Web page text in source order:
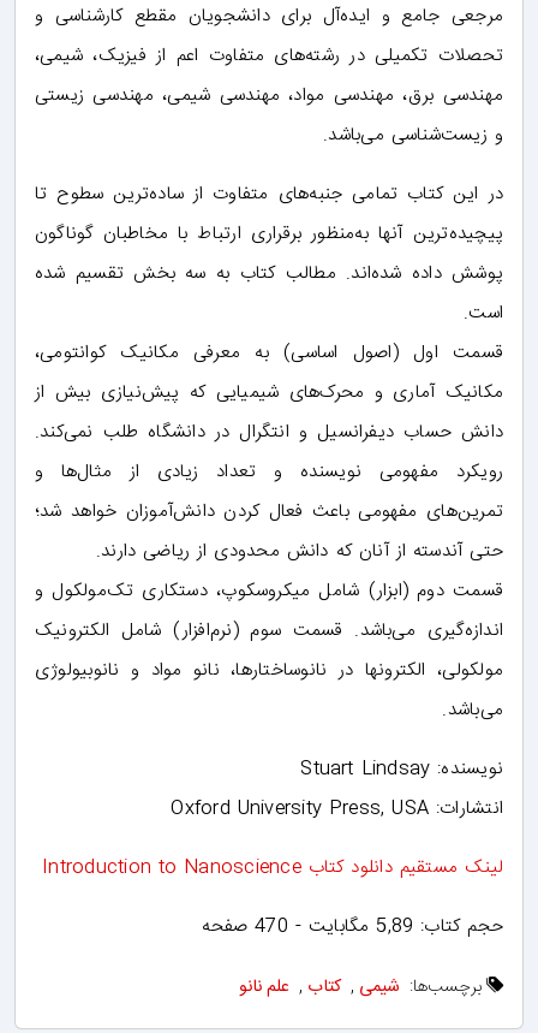
مرجعی جامع و ایده‌آل برای دانشجویان مقطع کارشناسی و
تحصلات تکمیلی در رشته‌های متفاوت اعم از فیزیک، شیمی،
مهندسی برق، مهندسی مواد، مهندسی شیمی، مهندسی زیستی
و زیست‌شناسی می‌باشد.
در این کتاب تمامی جنبه‌های متفاوت از ساده‌ترین سطوح تا
پیچیده‌ترین آنها به‌منظور برقراری ارتباط با مخاطبان گوناگون
پوشش داده شده‌اند. مطالب کتاب به سه بخش تقسیم شده
است.
قسمت اول (اصول اساسی) به معرفی مکانیک کوانتومی،
مکانیک آماری و محرک‌های شیمیایی که پیش‌نیازی بیش از
دانش حساب دیفرانسیل و انتگرال در دانشگاه طلب نمی‌کند.
رویکرد مفهومی نویسنده و تعداد زیادی از مثال‌ها و
تمرین‌های مفهومی باعث فعال کردن دانش‌آموزان خواهد شد؛
حتی آندسته از آنان که دانش محدودی از ریاضی دارند.
قسمت دوم (ابزار) شامل میکروسکوپ، دستکاری تک‌مولکول و
اندازه‌گیری می‌باشد. قسمت سوم (نرم‌افزار) شامل الکترونیک
مولکولی، الکترونها در نانوساختارها، نانو مواد و نانوبیولوژی
می‌باشد.
نویسنده: Stuart Lindsay
انتشارات: Oxford University Press, USA
لینک مستقیم دانلود کتاب Introduction to Nanoscience
حجم کتاب: 5,89 مگابایت - 470 صفحه
برچسب‌ها: شیمی , کتاب , علم نانو